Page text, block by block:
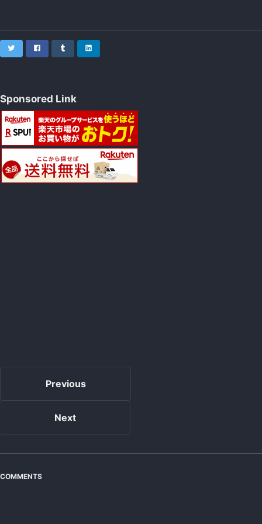
Twitter FacebookTumblr
Sponsored Link
Previous
Next
COMMENTS